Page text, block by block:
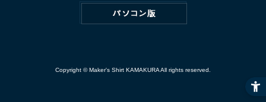
Copyright © Maker's Shirt KAMAKURA All rights reserved.